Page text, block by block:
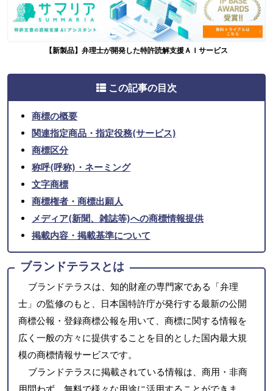
【新製品】弁理士が開発した特許読解支援ＡＩサービス
この記事の目次
商標の概要
関連指定商品・指定役務(サービス)
商標区分
称呼(呼称)・ネーミング
文字商標
商標権者・商標出願人
メディア(新聞、雑誌等)への商標情報提供
掲載内容・掲載基準について
ブランドテラスとは
ブランドテラスは、知的財産の専門家である「弁理
士」の監修のもと、日本国特許庁が発行する最新の公開
商標公報・登録商標公報を用いて、商標に関する情報を
広く一般の方々に提供することを目的とした国内最大規
模の商標情報サービスです。
ブランドテラスに掲載されている情報は、商用・非商